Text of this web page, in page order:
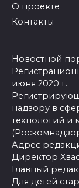
О проекте
Контакты
Новостной
июня 2020 г.
надзору в
технологий и
Адрес
Директор
Главный
Для детей